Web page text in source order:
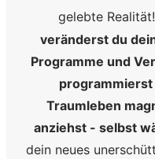
gelebte Realität!
veränderst du
Programme und
programmierst
Traumleben
anziehst - selbst
dein neues